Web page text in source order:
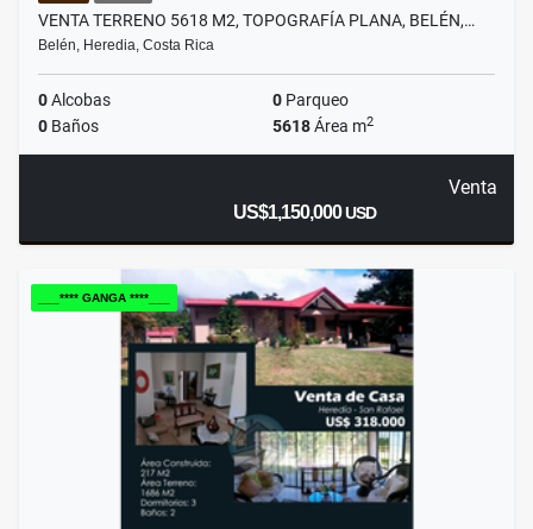
VENTA TERRENO 5618 M2, TOPOGRAFÍA PLANA, BELÉN,…
Belén, Heredia, Costa Rica
0Alcobas 0 Parqueo
0 Baños 5618Área m2
Venta
US$1,150,000USD
___**** GANGA ****___